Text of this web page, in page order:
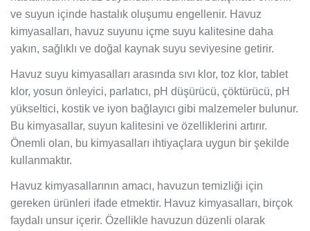
ve suyun içinde hastalık oluşumu engellenir. Havuz
kimyasalları, havuz suyunu içme suyu kalitesine daha
yakın, sağlıklı ve doğal kaynak suyu seviyesine getirir.
Havuz suyu kimyasalları arasında sıvı klor, toz klor, tablet
klor, yosun önleyici, parlatıcı, pH düşürücü, çöktürücü, pH
yükseltici, kostik ve iyon bağlayıcı gibi malzemeler bulunur.
Bu kimyasallar, suyun kalitesini ve özelliklerini artırır.
Önemli olan, bu kimyasalları ihtiyaçlara uygun bir şekilde
kullanmaktır.
Havuz kimyasallarının amacı, havuzun temizliği için
gereken ürünleri ifade etmektir. Havuz kimyasalları, birçok
faydalı unsur içerir. Özellikle havuzun düzenli olarak